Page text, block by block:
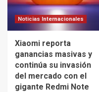
Noticias Internacionales
Xiaomi reporta
ganancias masivas y
continúa su invasión
del mercado con el
gigante Redmi Note